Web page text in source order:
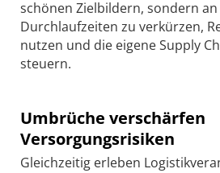
schönen Ziel­bildern, sondern an
Durchlaufzeiten zu verkürzen,
nutzen und die eigene Supply
steuern.
Umbrüche verschärfen
Versorgungsrisiken
Gleichzeitig erleben